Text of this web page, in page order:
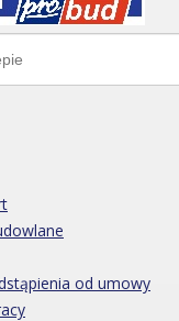
od umowy